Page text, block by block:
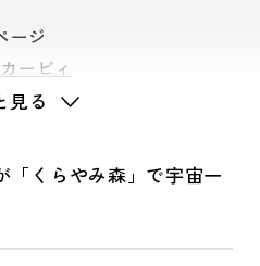
ージ
ービィ
見る
「くらやみ森」で宇宙一